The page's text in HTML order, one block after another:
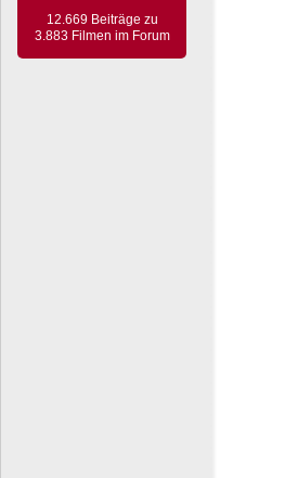
12.669 Beiträge zu
3.883 Filmen im Forum